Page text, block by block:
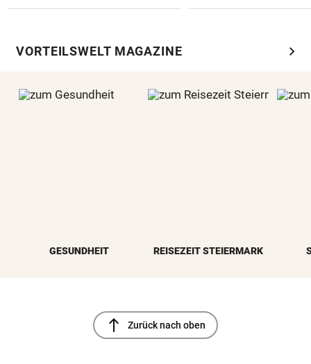
VORTEILSWELT MAGAZINE chevron_right
GESUNDHEIT REISEZEIT STEIERMARK
north Zurück nach oben